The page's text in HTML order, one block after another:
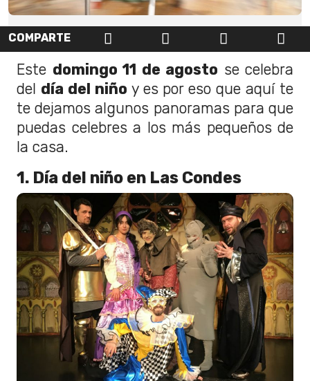
COMPARTE
Este domingo 11 de agosto se celebra
del día del niño y es por eso que aquí te
te dejamos algunos panoramas para que
puedas celebres a los más pequeños de
la casa.
1. Día del niño en Las Condes